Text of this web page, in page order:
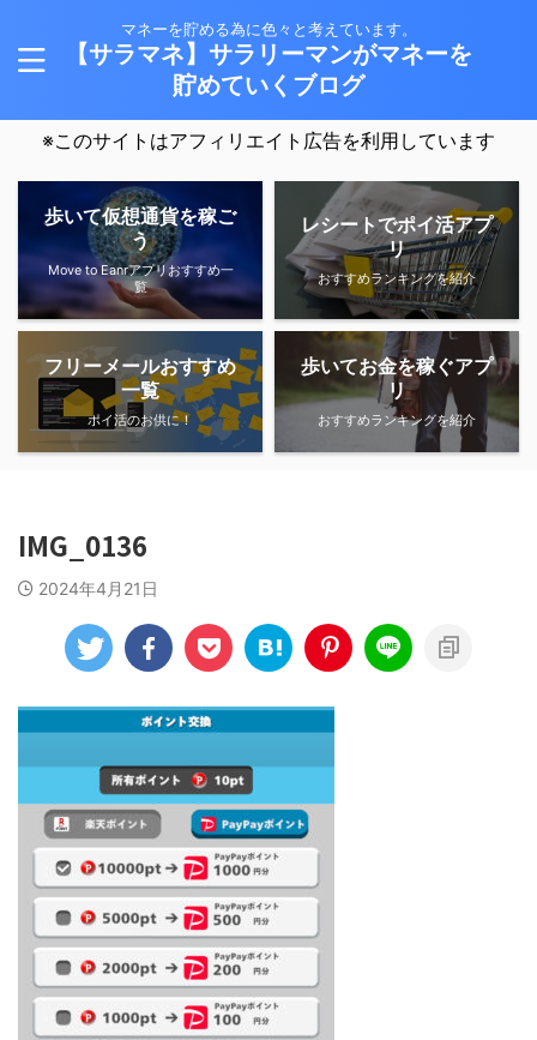
マネーを貯める為に色々と考えています。
【サラマネ】サラリーマンがマネーを
貯めていくブログ
※このサイトはアフィリエイト広告を利用しています
歩いて仮想通貨を稼ご
う
Move to Eanrアプリおすすめ一
覧
レシートでポイ活アプ
リ
おすすめランキングを紹介
フリーメールおすすめ
一覧
ポイ活のお供に！
歩いてお金を稼ぐアプ
リ
おすすめランキングを紹介
IMG_0136
2024年4月21日